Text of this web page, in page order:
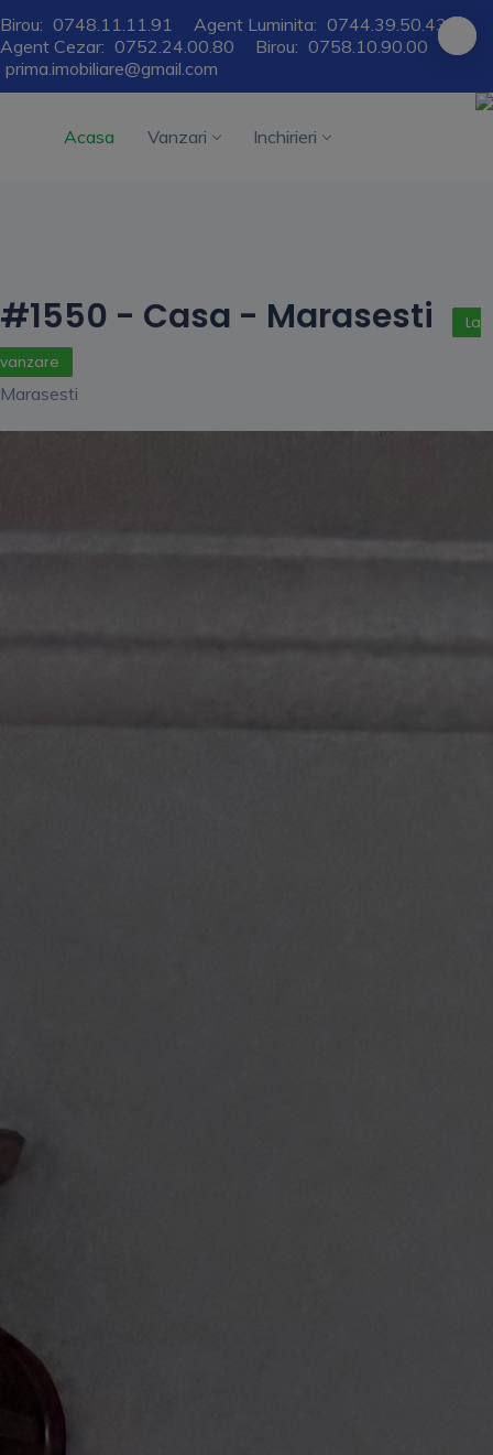
Birou: 0748.11.11.91 Agent Luminita: 0744.39.50.43
Agent Cezar: 0752.24.00.80 Birou: 0758.10.90.00
prima.imobiliare@gmail.com
Acasa Vanzari Inchirieri
#1550 - Casa - Marasesti
La
vanzare
Marasesti